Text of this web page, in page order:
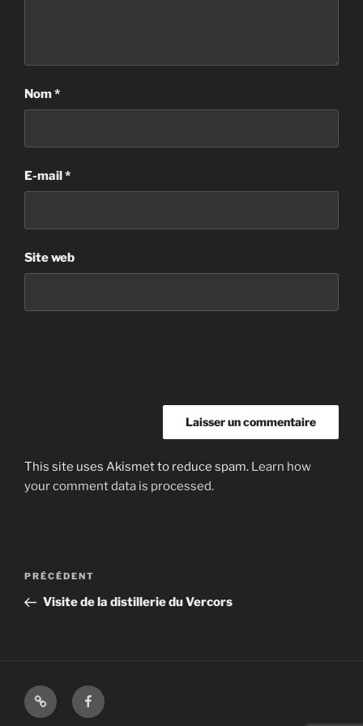
Nom*
E-mail*
Site web
This site uses Akismet to reduce spam. Learn how
your comment data is processed.
Navigation
l’article
Article
précédent
PRÉCÉDENT
Visite de la distillerie du Vercors
Shop Facebook